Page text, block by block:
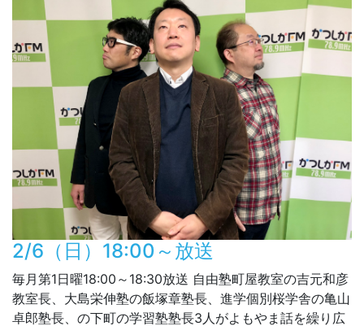
2/6（日）18:00～放送
毎月第1日曜18:00～18:30放送 自由塾町屋教室の吉元和彦
教室長、大島栄伸塾の飯塚章塾長、進学個別桜学舎の亀山
卓郎塾長、の下町の学習塾塾長3人がよもやま話を繰り広